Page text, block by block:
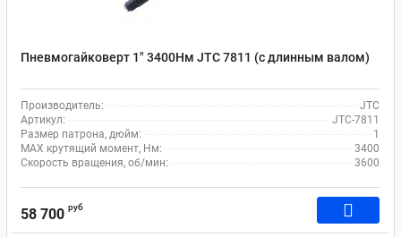
Пневмогайковерт 1" 3400Нм JTC 7811 (с длинным валом)
Производитель:
JTC
Артикул:
JTC-7811
Размер патрона, дюйм:
1
MAX крутящий момент, Нм:
3400
Скорость вращения, об/мин:
3600
58 700 руб